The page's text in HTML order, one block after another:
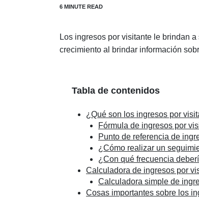
Los ingresos por visitante le brindan
crecimiento al brindar información
Tabla de contenidos
¿Qué son los ingresos por
Fórmula de ingresos por
Punto de referencia de
¿Cómo realizar un
¿Con qué frecuencia
Calculadora de ingresos por
Calculadora simple de
Cosas importantes sobre los